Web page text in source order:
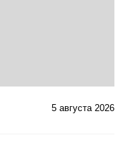
5 августа 2026